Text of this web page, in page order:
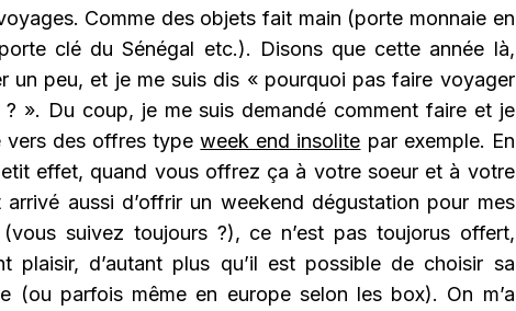
Comme des objets fait main (porte monnaie en
clé du Sénégal etc.). Disons que cette année là,
un peu, et je me suis dis « pourquoi pas faire voyager
». Du coup, je me suis demandé comment faire et je
vers des offres typeweek end insolite par exemple. En
effet, quand vous offrez ça à votre soeur et à votre
arrivé aussi d’offrir un weekend dégustation pour mes
suivez toujours ?), ce n’est pas toujorus offert,
plaisir, d’autant plus qu’il est possible de choisir sa
(ou parfois même en europe selon les box). On m’a